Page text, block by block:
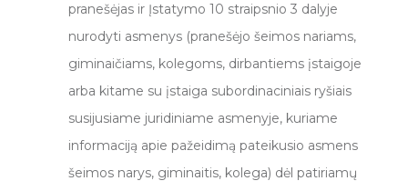
pranešėjas ir Įstatymo 10 straipsnio 3 dalyje
nurodyti asmenys (pranešėjo šeimos nariams,
giminaičiams, kolegoms, dirbantiems įstaigoje
arba kitame su įstaiga subordinaciniais ryšiais
susijusiame juridiniame asmenyje, kuriame
informaciją apie pažeidimą pateikusio asmens
šeimos narys, giminaitis, kolega) dėl patiriamų